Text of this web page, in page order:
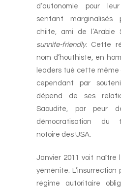
d’autonomie pour
sentant marginalisés
chiite, ami de l’Arabie
sunnite-friendly. Cette
nom d’houthiste, en
leaders tué cette même
cependant par
dépend de ses
Saoudite, par peur
démocratisation du
notoire des USA.
Janvier 2011 voit naître
yéménite. L’insurrection
régime autoritaire